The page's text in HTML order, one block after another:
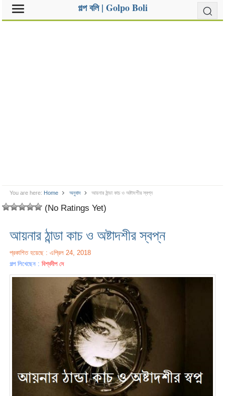
গল্প বলি | Golpo Boli
You are here: Home অনুবাদ আয়নার ঠান্ডা কাচ ও অষ্টাদশীর স্বপ্ন
(No Ratings Yet)
আয়নার ঠান্ডা কাচ ও অষ্টাদশীর স্বপ্ন
প্রকাশিত হয়েছে : এপ্রিল 24, 2018
গল্প লিখেছেন :বিশ্বদীপ দে